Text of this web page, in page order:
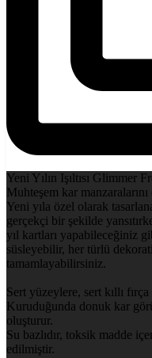
Yeni Yılın Işıltısı Glimmer
Muhteşem kar manzaralarını
Yeni yıla özel olarak
gerçekçi bir şekilde
yıl kartları yapabileceğiniz
süsleyebilir, her türlü
tamamlayabilirsiniz.
Sert yüzeylere, sert kıllı
Kuruduğunda donuk kar
oluşturur.
Su bazlıdır, toksik madde
edilmiştir.